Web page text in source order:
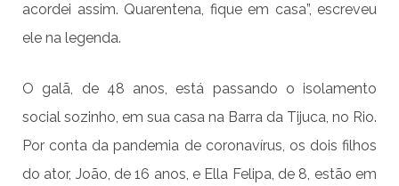
acordei assim. Quarentena, fique em casa”, escreveu
ele na legenda.
O galã, de 48 anos, está passando o isolamento
social sozinho, em sua casa na Barra da Tijuca, no Rio.
Por conta da pandemia de coronavírus, os dois filhos
do ator, João, de 16 anos, e Ella Felipa, de 8, estão em